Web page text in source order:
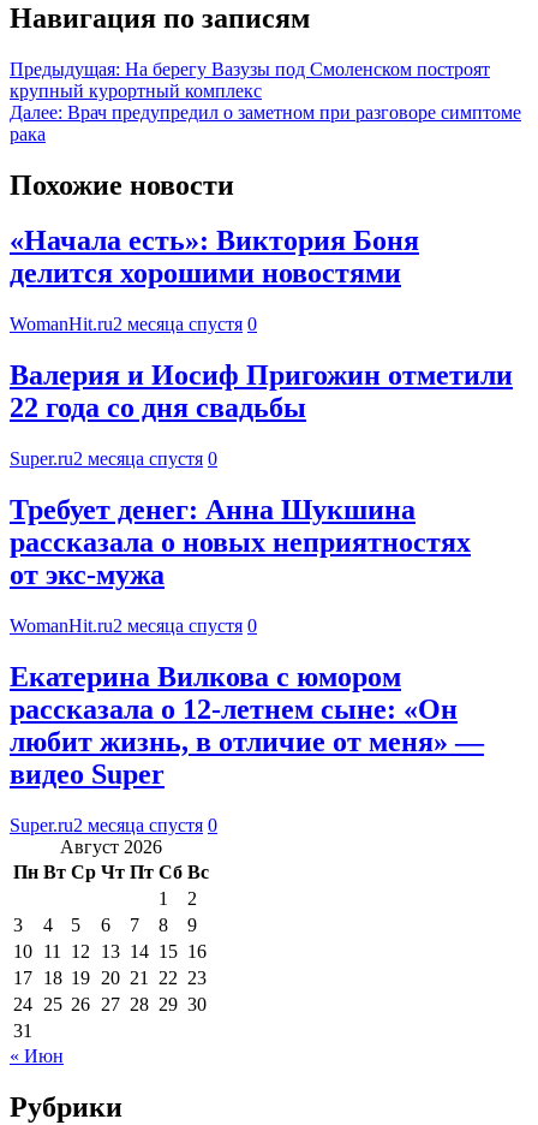
Навигация по записям
Предыдущая: На берегу Вазузы под Смоленском построят
крупный курортный комплекс
Далее: Врач предупредил о заметном при разговоре симптоме
рака
Похожие новости
«Начала есть»: Виктория Боня
делится хорошими новостями
WomanHit.ru2 месяца спустя 0
Валерия и Иосиф Пригожин отметили
22 года со дня свадьбы
Super.ru2 месяца спустя 0
Требует денег: Анна Шукшина
рассказала о новых неприятностях
от экс-мужа
WomanHit.ru2 месяца спустя 0
Екатерина Вилкова с юмором
рассказала о 12-летнем сыне: «Он
любит жизнь, в отличие от меня» —
видео Super
Super.ru2 месяца спустя 0
Август 2026
Пн Вт Ср Чт Пт Сб Вс
1
2
3
4 5 6 7 8
9
10 11 12 13 14 15 16
17 18 19 20 21 22 23
24 25 26 27 28 29 30
31
« Июн
Рубрики